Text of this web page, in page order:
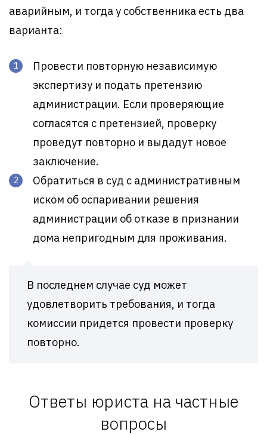
аварийным, и тогда у собственника есть два
варианта:
Провести повторную независимую
экспертизу и подать претензию
администрации. Если проверяющие
согласятся с претензией, проверку
проведут повторно и выдадут новое
заключение.
Обратиться в суд с административным
иском об оспаривании решения
администрации об отказе в признании
дома непригодным для проживания.
В последнем случае суд может
удовлетворить требования, и тогда
комиссии придется провести проверку
повторно.
Ответы юриста на частные
вопросы